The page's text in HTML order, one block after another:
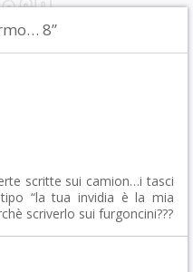
8”
scritte sui camion…i tasci
“la tua invidia è la mia
scriverlo sui furgoncini???